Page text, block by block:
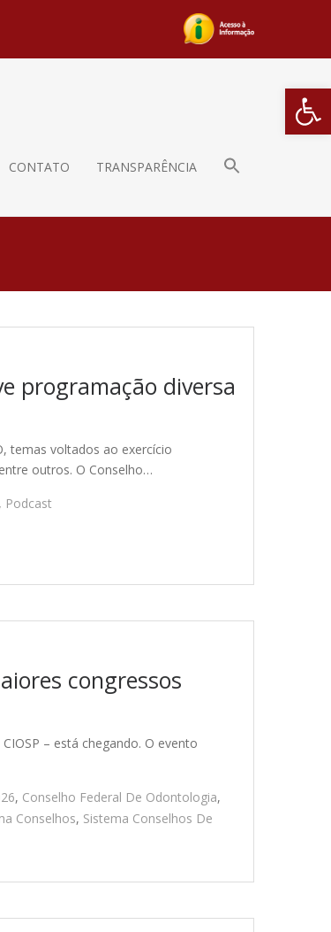
Barra de
CONTATO TRANSPARÊNCIA
programação diversa
temas voltados ao exercício
outros. O Conselho…
, Podcast
congressos
– está chegando. O evento
, Conselho Federal De Odontologia,
Conselhos, Sistema Conselhos De